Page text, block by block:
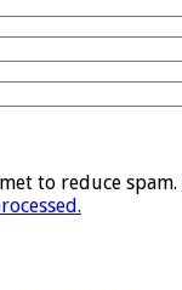
to reduce spam.